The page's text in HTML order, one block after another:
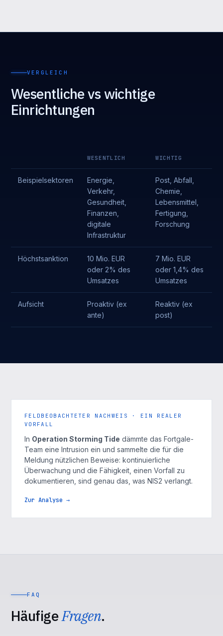
VERGLEICH
Wesentliche vs wichtige
Einrichtungen
WESENTLICH WICHTIG
Beispielsektoren
Energie,
Verkehr,
Gesundheit,
Finanzen,
digitale
Infrastruktur
Post, Abfall,
Chemie,
Lebensmittel,
Fertigung,
Forschung
Höchstsanktion
10 Mio. EUR
oder 2% des
Umsatzes
7 Mio. EUR
oder 1,4% des
Umsatzes
Aufsicht
Proaktiv (ex
ante)
Reaktiv (ex
post)
FELDBEOBACHTETER NACHWEIS · EIN REALER
VORFALL
In Operation Storming Tide dämmte das Fortgale-
Team eine Intrusion ein und sammelte die für die
Meldung nützlichen Beweise: kontinuierliche
Überwachung und die Fähigkeit, einen Vorfall zu
dokumentieren, sind genau das, was NIS2 verlangt.
Zur Analyse →
FAQ
HäufigeFragen.